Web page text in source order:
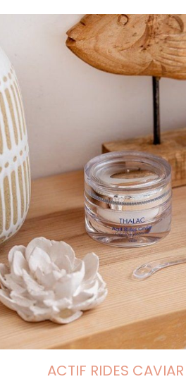
ACTIF RIDES CAVIAR